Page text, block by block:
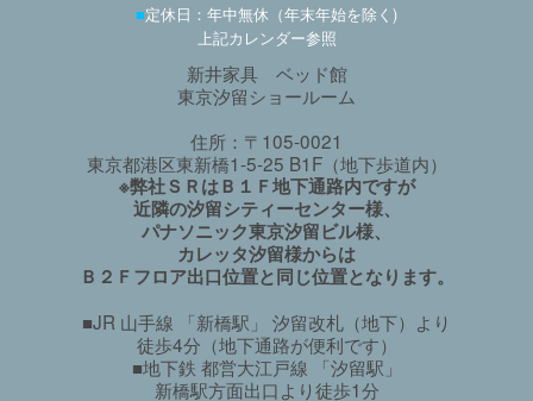
■定休日：年中無休（年末年始を除く)
上記カレンダー参照
新井家具 ベッド館
東京汐留ショールーム
住所：〒105-0021
東京都港区東新橋1-5-25 B1F（地下歩道内）
※弊社ＳＲはＢ１Ｆ地下通路内ですが
近隣の汐留シティーセンター様、
パナソニック東京汐留ビル様、
カレッタ汐留様からは
Ｂ２Ｆフロア出口位置と同じ位置となります。
■JR 山手線 「新橋駅」 汐留改札（地下）より
徒歩4分（地下通路が便利です）
■地下鉄 都営大江戸線 「汐留駅」
新橋駅方面出口より徒歩1分